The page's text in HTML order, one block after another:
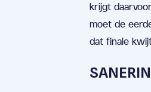
krijgt
moet de
dat finale